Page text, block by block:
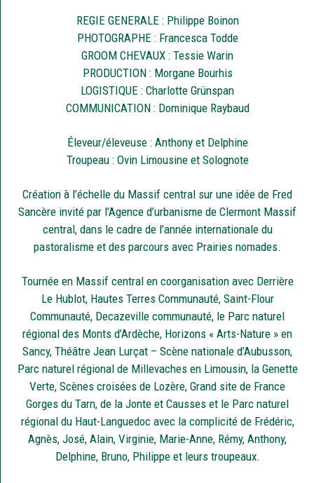
REGIE GENERALE : Philippe Boinon
PHOTOGRAPHE : Francesca Todde
GROOM CHEVAUX : Tessie Warin
PRODUCTION : Morgane Bourhis
LOGISTIQUE : Charlotte Grünspan
COMMUNICATION : Dominique Raybaud
Éleveur/éleveuse : Anthony et Delphine
Troupeau : Ovin Limousine et Solognote
Création à l’échelle du Massif central sur une idée de Fred
Sancère invité par l’Agence d’urbanisme de Clermont Massif
central, dans le cadre de l’année internationale du
pastoralisme et des parcours avec Prairies nomades.
Tournée en Massif central en coorganisation avec Derrière
Le Hublot, Hautes Terres Communauté, Saint-Flour
Communauté, Decazeville communauté, le Parc naturel
régional des Monts d’Ardèche, Horizons « Arts-Nature » en
Sancy, Théâtre Jean Lurçat – Scène nationale d’Aubusson,
Parc naturel régional de Millevaches en Limousin, la Genette
Verte, Scènes croisées de Lozère, Grand site de France
Gorges du Tarn, de la Jonte et Causses et le Parc naturel
régional du Haut-Languedoc avec la complicité de Frédéric,
Agnès, José, Alain, Virginie, Marie-Anne, Rémy, Anthony,
Delphine, Bruno, Philippe et leurs troupeaux.